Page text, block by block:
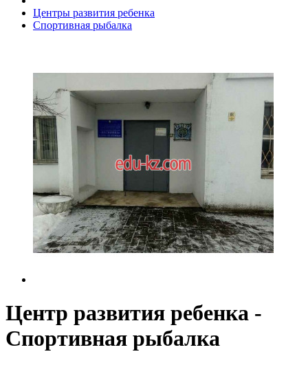
Центры развития ребенка
Спортивная рыбалка
Центр развития ребенка -
Спортивная рыбалка